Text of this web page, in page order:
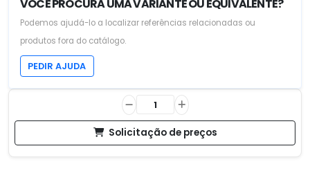
VOCÊ PROCURA UMA VARIANTE OU EQUIVALENTE?
Podemos ajudá-lo a localizar referências relacionadas ou
produtos fora do catálogo.
PEDIR AJUDA
Solicitação de preços